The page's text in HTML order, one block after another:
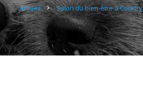
Accueil Salon du bien-être à Courtry